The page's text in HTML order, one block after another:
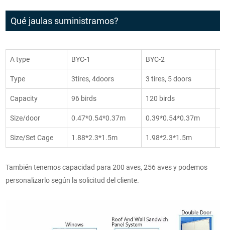
Qué jaulas suministramos?
A type BYC-1 BYC-2
Type 3tires, 4doors 3 tires, 5 doors
Capacity 96 birds 120 birds
Size/door 0.47*0.54*0.37m 0.39*0.54*0.37m
Size/Set Cage 1.88*2.3*1.5m 1.98*2.3*1.5m
También tenemos capacidad para 200 aves, 256 aves y podemos
personalizarlo según la solicitud del cliente.